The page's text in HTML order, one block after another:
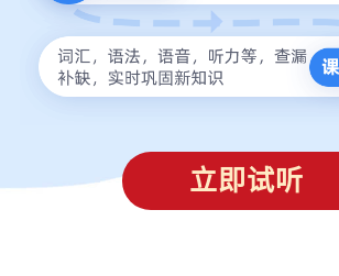
立即试听